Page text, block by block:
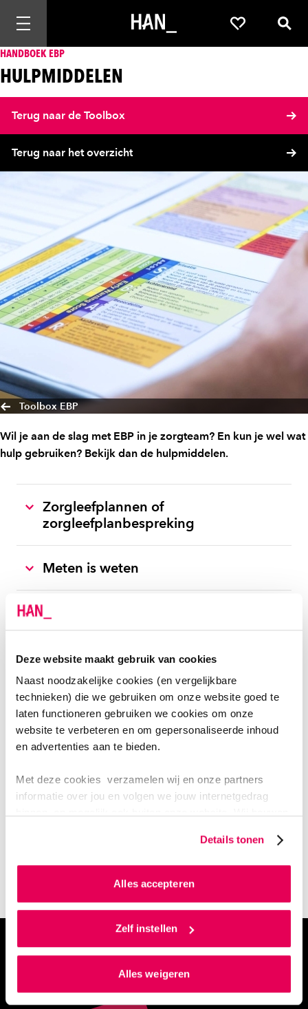
Deze website maakt gebruik van cookies
Naast noodzakelijke cookies (en vergelijkbare
technieken) die we gebruiken om onze website goed te
laten functioneren gebruiken we cookies om onze
website te verbeteren en om gepersonaliseerde inhoud
en advertenties aan te bieden.
Met deze cookies verzamelen wij en onze partners
informatie over jou en volgen we jouw internetgedrag
website en communicatie aan op jouw voorkeuren. Ook
van jouw internetgedrag.
Als je op ‘Alles accepteren’ klikt dan geef je ons
toestemming om cookies voor social media en
gepersonaliseerde advertenties te plaatsen. Lees
cookiestatement. Via ‘Zelf instellen’ kun je ook zelf
instellen welke cookies we plaatsen. Je kunt je
Details tonen
Alles accepteren
Zelf instellen
Alles weigeren
Mobiele navigatie openen Favorieten
HANDBOEK EBP
HULPMIDDELEN
Terug naar de Toolbox
Terug naar het overzicht
Toolbox EBP
Wil je aan de slag met EBP in je zorgteam? En kun je wel wat
hulp gebruiken? Bekijk dan de hulpmiddelen.
Zorgleefplannen of
zorgleefplanbespreking
Meten is weten
verpleeghuiszorg
Beter Laten aanbevelingen